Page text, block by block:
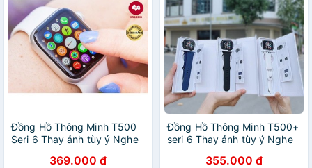
Đồng Hồ Thông Minh T500
Seri 6 Thay ảnh tùy ý Nghe
369.000 đ
Đồng Hồ Thông Minh T500+
seri 6 Thay ảnh tùy ý Nghe
355.000 đ